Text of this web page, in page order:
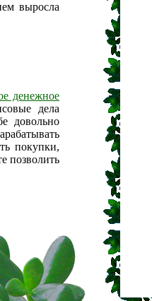
выросла
денежное
дела
довольно
покупки,
позволить